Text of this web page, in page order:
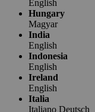
English
Hungary
Magyar
India
English
Indonesia
English
Ireland
English
Italia
Italiano Deutsch